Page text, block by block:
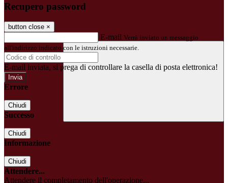
Recupero password
button close ×
E-mail Verrà inviato un messaggio
all'indirizzo indicato con le istruzioni necessarie.
E-mail inviata, si prega di controllare la casella di posta elettronica!
Errore
Chiudi
Successo
Chiudi
Informazione
Chiudi
Attendere...
Attendere il completamento dell'operazione...